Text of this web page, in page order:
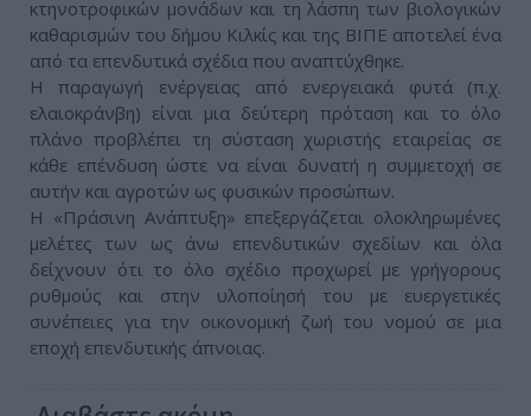
κτηνοτροφικών μονάδων και τη λάσπη των βιολογικών
καθαρισμών του δήμου Κιλκίς και της ΒΙΠΕ αποτελεί ένα
από τα επενδυτικά σχέδια που αναπτύχθηκε.
Η παραγωγή ενέργειας από ενεργειακά φυτά (π.χ.
ελαιοκράνβη) είναι μια δεύτερη πρόταση και το όλο
πλάνο προβλέπει τη σύσταση χωριστής εταιρείας σε
κάθε επένδυση ώστε να είναι δυνατή η συμμετοχή σε
αυτήν και αγροτών ως φυσικών προσώπων.
Η «Πράσινη Ανάπτυξη» επεξεργάζεται ολοκληρωμένες
μελέτες των ως άνω επενδυτικών σχεδίων και όλα
δείχνουν ότι το όλο σχέδιο προχωρεί με γρήγορους
ρυθμούς και στην υλοποίησή του με ευεργετικές
συνέπειες για την οικονομική ζωή του νομού σε μια
εποχή επενδυτικής άπνοιας.